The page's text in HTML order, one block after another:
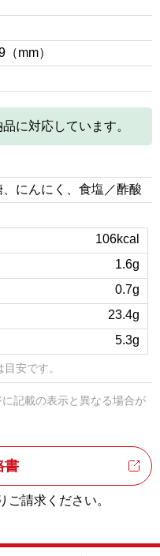
mm）
に対応しています。
、にんにく、食塩／酢酸
106kcal
1.6g
0.7g
23.4g
5.3g
安です。
記載の表示と異なる場合が
書
ご請求ください。